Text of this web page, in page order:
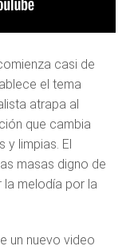
casi de
el tema
atrapa al
que cambia
y limpias. El
masas digno de
la melodía por la
un nuevo video